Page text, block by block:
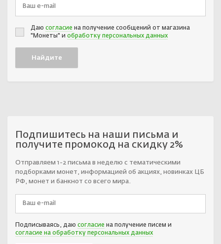
Даю согласие на получение сообщений от магазина
"Монеты" и обработку персональных данных
Подпишитесь на наши письма и
получите промокод на скидку 2%
Отправляем 1-2 письма в неделю с тематическими
подборками монет, информацией об акциях, новинках ЦБ
РФ, монет и банкнот со всего мира.
Подписываясь, даю согласие на получение писем и
согласие на обработку персональных данных